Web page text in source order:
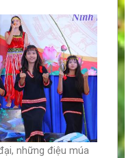
những điệu múa